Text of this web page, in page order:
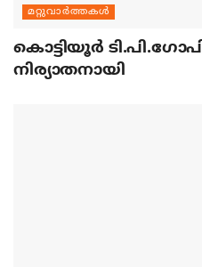
മറ്റുവാര്‍ത്തകള്‍
കൊട്ടിയൂര്‍
നിര്യാതനായി